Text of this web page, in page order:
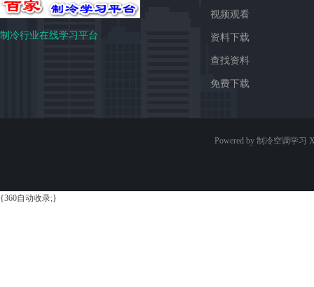
制冷行业在线学习平台
视频观看
资料下载
查找资料
免费下载
Powered by 制冷空调学习
{360自动收录;}